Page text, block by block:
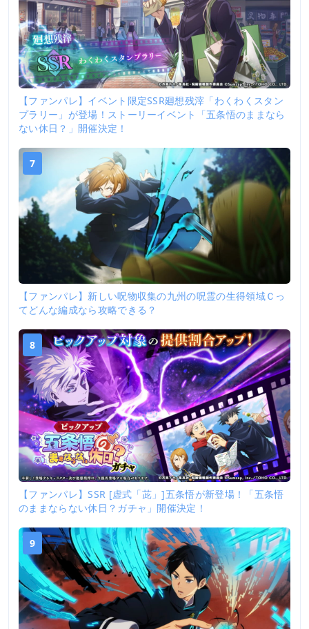
【ファンパレ】イベント限定SSR廻想残滓「わくわくスタン
プラリー」が登場！ストーリーイベント「五条悟のままなら
ない休日？」開催決定！
7
【ファンパレ】新しい呪物収集の九州の呪霊の生得領域Ｃっ
てどんな編成なら攻略できる？
8
【ファンパレ】SSR [虚式「茈」]五条悟が新登場！「五条悟
のままならない休日？ガチャ」開催決定！
9